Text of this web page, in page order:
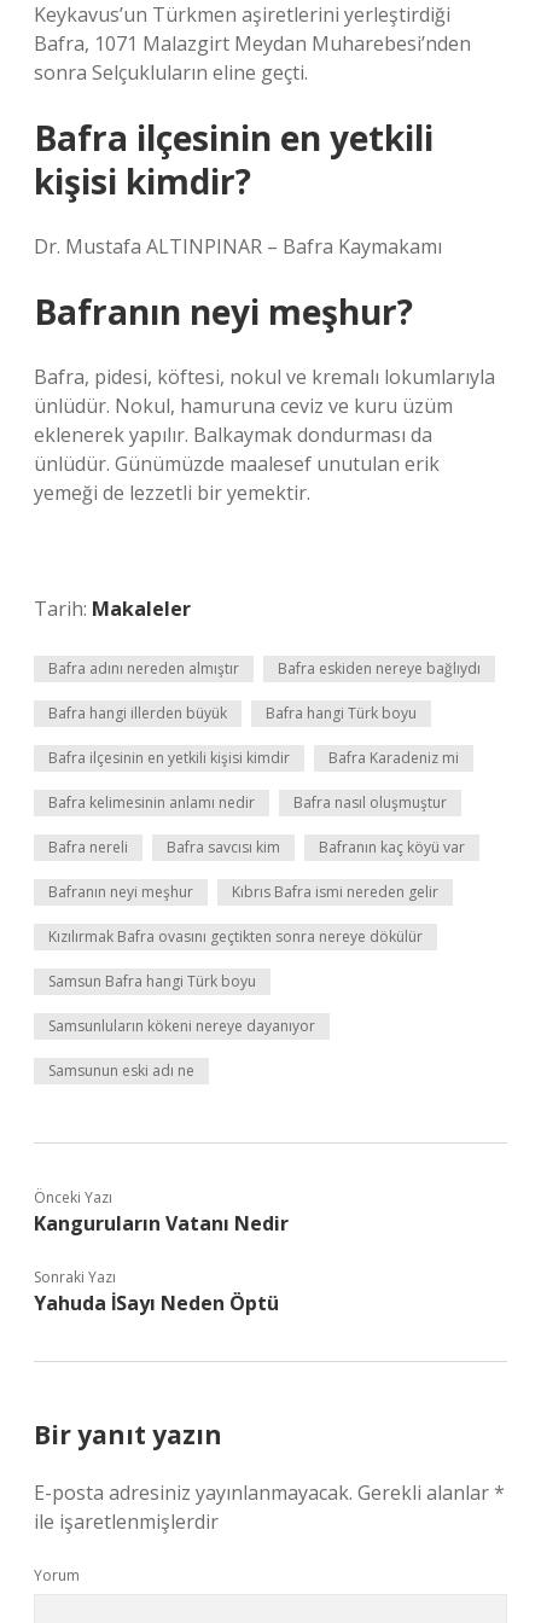
Keykavus’un Türkmen aşiretlerini yerleştirdiği
Bafra, 1071 Malazgirt Meydan Muharebesi’nden
sonra Selçukluların eline geçti.
Bafra ilçesinin en yetkili
kişisi kimdir?
Dr. Mustafa ALTINPINAR – Bafra Kaymakamı
Bafranın neyi meşhur?
Bafra, pidesi, köftesi, nokul ve kremalı lokumlarıyla
ünlüdür. Nokul, hamuruna ceviz ve kuru üzüm
eklenerek yapılır. Balkaymak dondurması da
ünlüdür. Günümüzde maalesef unutulan erik
yemeği de lezzetli bir yemektir.
Tarih: Makaleler
Bafra adını nereden almıştır Bafra eskiden nereye bağlıydı
Bafra hangi illerden büyük Bafra hangi Türk boyu
Bafra ilçesinin en yetkili kişisi kimdir Bafra Karadeniz mi
Bafra kelimesinin anlamı nedir Bafra nasıl oluşmuştur
Bafra nereli Bafra savcısı kim Bafranın kaç köyü var
Bafranın neyi meşhur Kıbrıs Bafra ismi nereden gelir
Kızılırmak Bafra ovasını geçtikten sonra nereye dökülür
Samsun Bafra hangi Türk boyu
Samsunluların kökeni nereye dayanıyor
Samsunun eski adı ne
Önceki Yazı
Kanguruların Vatanı Nedir
Sonraki Yazı
Yahuda İSayı Neden Öptü
Bir yanıt yazın
E-posta adresiniz yayınlanmayacak. Gerekli alanlar*
ile işaretlenmişlerdir
Yorum